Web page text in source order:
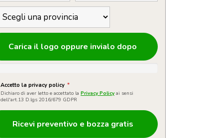
Carica il logo oppure invialo dopo
Accetto la privacy policy *
Dichiaro di aver letto e accettato la Privacy Policy ai sensi
dell'art.13 D.lgs 2016/679 GDPR